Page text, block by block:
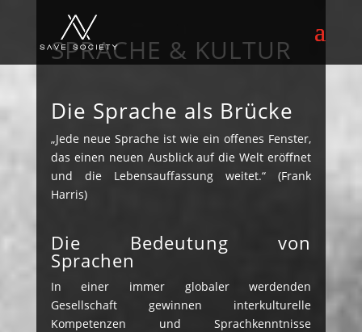
SPRACHE & KULTUR
Die Sprache als Brücke
„Jede neue Sprache ist wie ein offenes Fenster,
das einen neuen Ausblick auf die Welt eröffnet
und die Lebensauffassung weitet.“ (Frank
Harris)
Die Bedeutung von
Sprachen
In einer immer globaler werdenden
Gesellschaft gewinnen interkulturelle
Kompetenzen und Sprachkenntnisse